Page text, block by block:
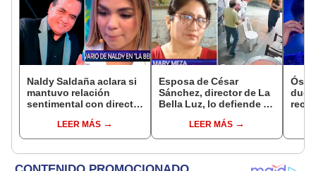
Naldy Saldaña aclara si
mantuvo relación
sentimental con director
denunciarlo por
tocamientos: “Me
LEER MÁS
Esposa de César
Sánchez, director de La
Bella Luz, lo defiende y
relación clandestina
con Naldy Saldaña:
LEER MÁS